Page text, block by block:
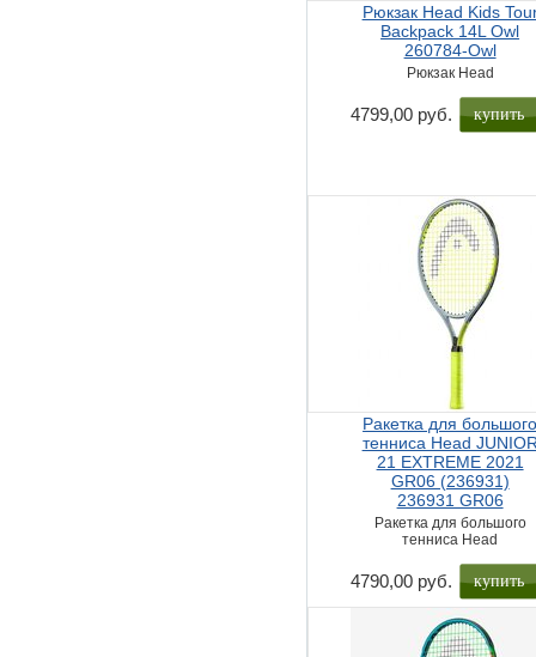
Рюкзак Head Kids
Backpack 14L Owl
260784-Owl
Рюкзак Head
4799,00 руб. купить
Ракетка для
тенниса Head
21 EXTREME 2021
GR06 (236931)
236931 GR06
Ракетка для большого
тенниса Head
4790,00 руб. купить